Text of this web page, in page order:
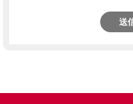
送